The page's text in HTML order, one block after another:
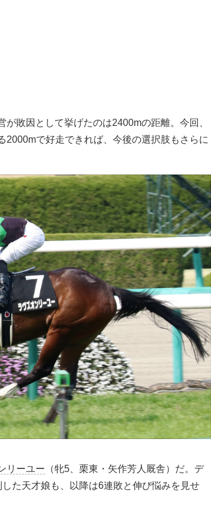
敗因として挙げたのは2400mの距離。今回、
2000mで好走できれば、今後の選択肢もさらに
リーユー （牝5、栗東・矢作芳人厩舎）だ。デ
た天才娘も、以降は6連敗と伸び悩みを見せ